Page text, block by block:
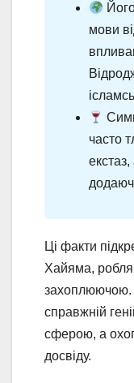
мови
часто
Ці факти
Хайяма,
захоплюючою.
справжній
сферою, а
досвіду.